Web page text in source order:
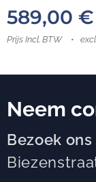
589,00 €
Prijs Incl. BTW
Neem
Bezoek ons